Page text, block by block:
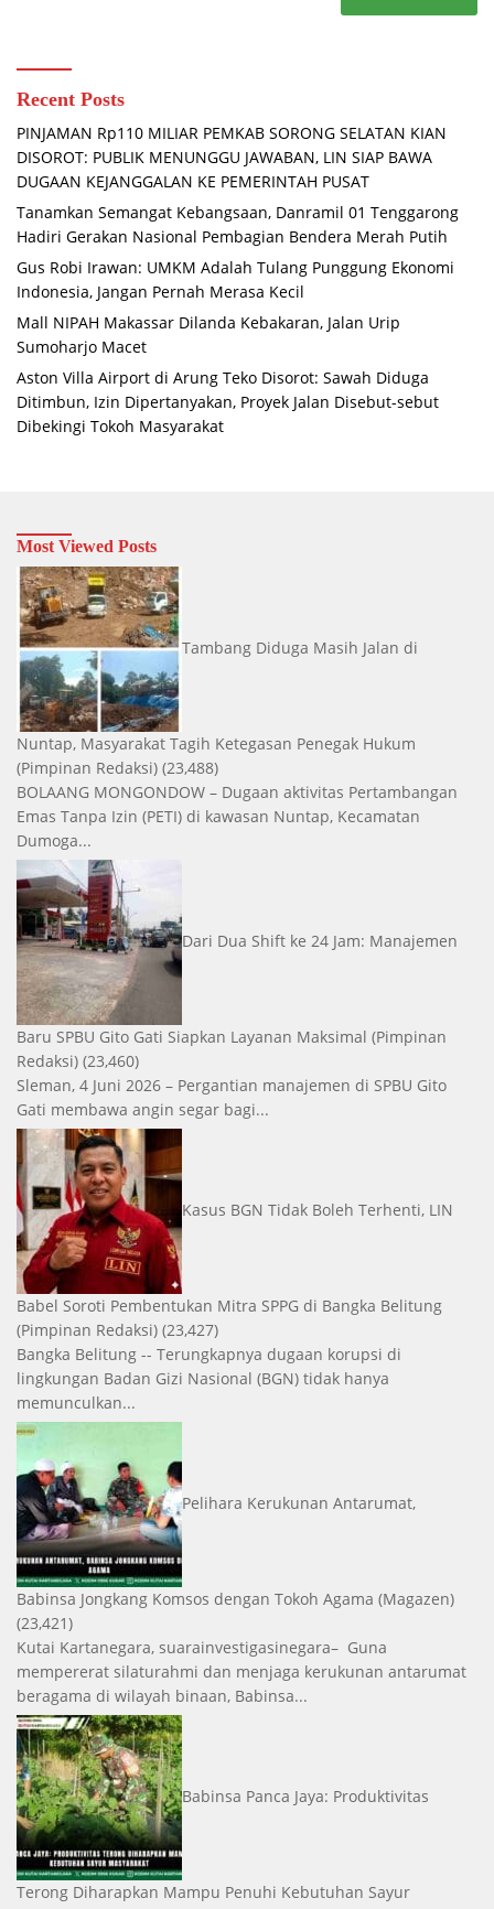
Recent Posts
PINJAMAN Rp110 MILIAR PEMKAB SORONG SELATAN KIAN
DISOROT: PUBLIK MENUNGGU JAWABAN, LIN SIAP BAWA
DUGAAN KEJANGGALAN KE PEMERINTAH PUSAT
Tanamkan Semangat Kebangsaan, Danramil 01 Tenggarong
Hadiri Gerakan Nasional Pembagian Bendera Merah Putih
Gus Robi Irawan: UMKM Adalah Tulang Punggung Ekonomi
Indonesia, Jangan Pernah Merasa Kecil
Mall NIPAH Makassar Dilanda Kebakaran, Jalan Urip
Sumoharjo Macet
Aston Villa Airport di Arung Teko Disorot: Sawah Diduga
Ditimbun, Izin Dipertanyakan, Proyek Jalan Disebut-sebut
Dibekingi Tokoh Masyarakat
Most Viewed Posts
Tambang Diduga Masih Jalan di
Nuntap, Masyarakat Tagih Ketegasan Penegak Hukum
(Pimpinan Redaksi) (23,488)
BOLAANG MONGONDOW – Dugaan aktivitas Pertambangan
Emas Tanpa Izin (PETI) di kawasan Nuntap, Kecamatan
Dumoga...
Dari Dua Shift ke 24 Jam: Manajemen
Baru SPBU Gito Gati Siapkan Layanan Maksimal (Pimpinan
Redaksi) (23,460)
Sleman, 4 Juni 2026 – Pergantian manajemen di SPBU Gito
Gati membawa angin segar bagi...
Kasus BGN Tidak Boleh Terhenti, LIN
Babel Soroti Pembentukan Mitra SPPG di Bangka Belitung
(Pimpinan Redaksi) (23,427)
Bangka Belitung -- Terungkapnya dugaan korupsi di
lingkungan Badan Gizi Nasional (BGN) tidak hanya
memunculkan...
Pelihara Kerukunan Antarumat,
Babinsa Jongkang Komsos dengan Tokoh Agama (Magazen)
(23,421)
Kutai Kartanegara, suarainvestigasinegara– Guna
mempererat silaturahmi dan menjaga kerukunan antarumat
beragama di wilayah binaan, Babinsa...
Babinsa Panca Jaya: Produktivitas
Terong Diharapkan Mampu Penuhi Kebutuhan Sayur